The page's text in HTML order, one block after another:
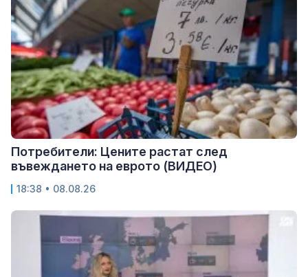
Потребители: Цените растат след
въвеждането на еврото (ВИДЕО)
18:38 • 08.08.26